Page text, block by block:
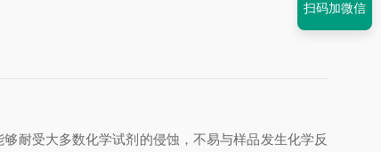
耐受大多数化学试剂的侵蚀，不易与样品发生化学反
扫码加微信